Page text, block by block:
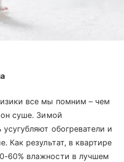
все мы помним – чем
суше. Зимой
обогреватели и
Как результат, в квартире
60% влажности в лучшем